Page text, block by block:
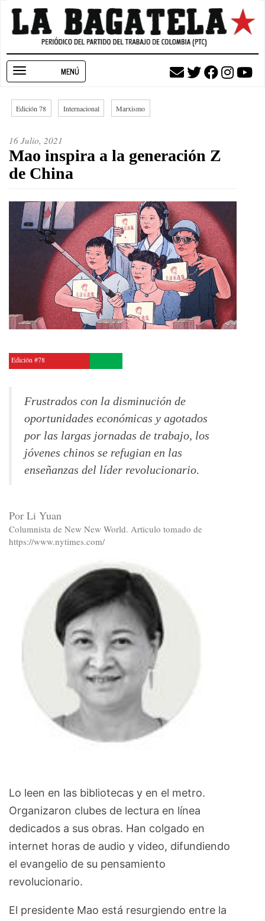
Pasar
contenido
navigation
Edición 78 Internacional Marxismo
16 Julio, 2021
Mao inspira a la generación Z
de China
Edición #78
Frustrados con la disminución de
oportunidades económicas y agotados
por las largas jornadas de trabajo, los
jóvenes chinos se refugian en las
enseñanzas del líder revolucionario.
Por Li Yuan
Columnista de New New World. Articulo tomado de
https://www.nytimes.com/
Lo leen en las bibliotecas y en el metro.
Organizaron clubes de lectura en línea
dedicados a sus obras. Han colgado en
internet horas de audio y video, difundiendo
el evangelio de su pensamiento
revolucionario.
El presidente Mao está resurgiendo entre la